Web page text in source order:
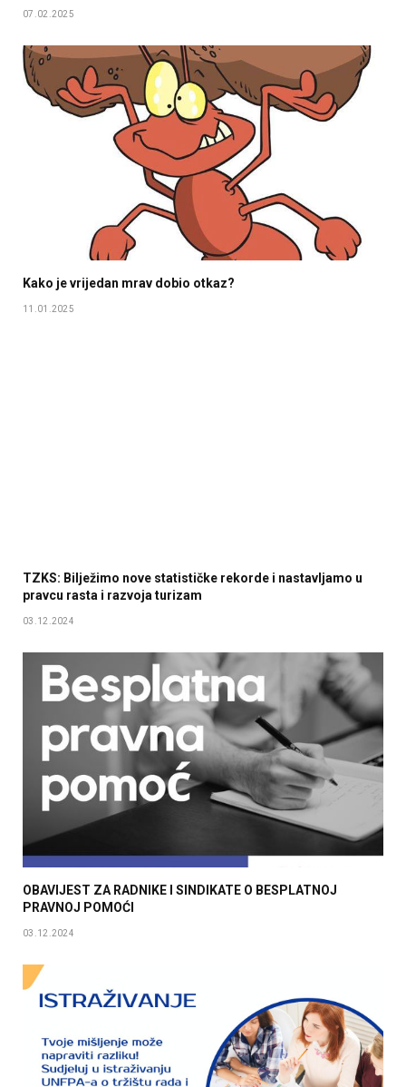
07.02.2025
Kako je vrijedan mrav dobio otkaz?
11.01.2025
TZKS: Bilježimo nove statističke rekorde i nastavljamo u
pravcu rasta i razvoja turizam
03.12.2024
OBAVIJEST ZA RADNIKE I SINDIKATE O BESPLATNOJ
PRAVNOJ POMOĆI
03.12.2024